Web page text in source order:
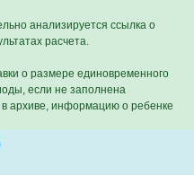
анализируется ссылка о
расчета.
о размере единовременного
если не заполнена
архиве, информацию о ребенке